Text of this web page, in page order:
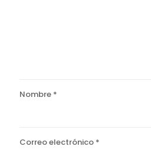
Nombre *
Correo electrónico *